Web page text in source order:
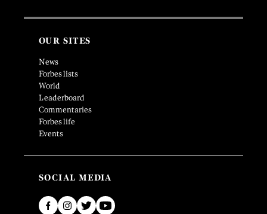
OUR SITES
News
Forbes lists
World
Leaderboard
Commentaries
Forbes life
Events
SOCIAL MEDIA